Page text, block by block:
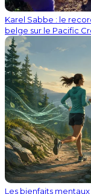
Karel Sabbe : le
belge sur le Pacific
Les bienfaits